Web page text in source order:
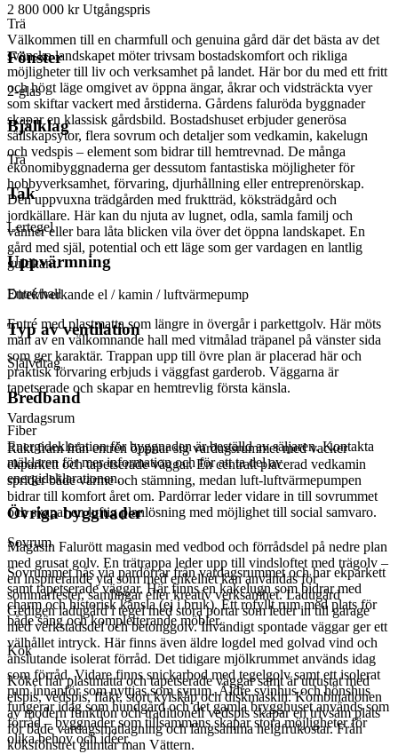
2 800 000 kr Utgångspris
Välkommen till en charmfull och genuina gård där det bästa av det
svenska landskapet möter trivsam bostadskomfort och rikliga
möjligheter till liv och verksamhet på landet. Här bor du med ett fritt
och högt läge omgivet av öppna ängar, åkrar och vidsträckta vyer
som skiftar vackert med årstiderna. Gårdens faluröda byggnader
skapar en klassisk gårdsbild. Bostadshuset erbjuder generösa
sällskapsytor, flera sovrum och detaljer som vedkamin, kakelugn
och vedspis – element som bidrar till hemtrevnad. De många
ekonomibyggnaderna ger dessutom fantastiska möjligheter för
hobbyverksamhet, förvaring, djurhållning eller entreprenörskap.
Den uppvuxna trädgården med fruktträd, köksträdgård och
jordkällare. Här kan du njuta av lugnet, odla, samla familj och
vänner eller bara låta blicken vila över det öppna landskapet. En
gård med själ, potential och ett läge som ger vardagen en lantlig
guldkant.
Entré/hall
Entré med plastmatta som längre in övergår i parkettgolv. Här möts
man av en välkomnande hall med vitmålad träpanel på vänster sida
som ger karaktär. Trappan upp till övre plan är placerad här och
praktisk förvaring erbjuds i väggfast garderob. Väggarna är
tapetserade och skapar en hemtrevlig första känsla.
Vardagsrum
Rakt fram från entrén öppnar sig vardagsrummet med vacker
ekparkett och tapetserade väggar. En centralt placerad vedkamin
sprider både värme och stämning, medan luft-luftvärmepumpen
bidrar till komfort året om. Pardörrar leder vidare in till sovrummet
och skapar en luftig planlösning med möjlighet till social samvaro.
Sovrum
Sovrummet nås via pardörrar från vardagsrummet och har ekparkett
samt tapetserade väggar. Här finns en kakelugn som bidrar med
charm och historisk känsla (ej i bruk). Ett rofyllt rum med plats för
både säng och kompletterande möbler.
Kök
Köket har plastmatta och tapetserade väggar samt är utrustat med
elspis, vedspis, fläkt, stort kylskåp och diskmaskin. Kombinationen
av modern funktion och traditionell vedspis skapar en trivsam plats
för både vardagsmatlagning och långsamma helgfrukostar. Från
köksfönstret glimtar man Vättern.
Trä
Fönster
2-glas
Bjälklag
Trä
Tak
Lertegel
Uppvärmning
Direktverkande el / kamin / luftvärmepump
Typ av ventilation
Självdrag
Bredband
Fiber
Energideklaration för byggnaden är beställd av säljaren. Kontakta
mäklaren för mer information och för att ta del av
energideklarationen.
Övriga byggnader
Magasin Falurött magasin med vedbod och förrådsdel på nedre plan
med grusat golv. En trätrappa leder upp till vindsloftet med trägolv –
en inspirerande yta som med enkelhet kan användas för
sommarfester, samlingar eller kreativ verksamhet. Ladugård
Gedigen ladugård i tegel med stora portar som leder in till garage
med verkstadsdel och betonggolv. Invändigt spontade väggar ger ett
välhållet intryck. Här finns även äldre logdel med golvad vind och
anslutande isolerat förråd. Det tidigare mjölkrummet används idag
som förråd. Vidare finns snickarbod med tegelgolv samt ett isolerat
rum innanför som nyttjas som syrum. Äldre svinhus och hönshus
fungerar idag som hundgård och det gamla brygghuset används som
förråd – byggnader som tillsammans skapar stora möjligheter för
olika behov och idéer.